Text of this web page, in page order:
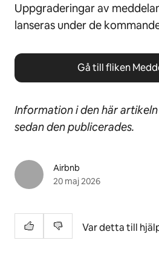
Uppgraderingar av
lanseras under de
Gå till fliken
Information i den här
sedan den publicerades.
Airbnb
20 maj 2026
Var detta till